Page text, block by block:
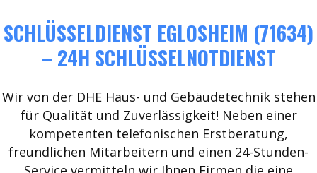
SCHLÜSSELDIENST EGLOSHEIM (71634)
– 24H SCHLÜSSELNOTDIENST
Wir von der DHE Haus- und Gebäudetechnik stehen
für Qualität und Zuverlässigkeit! Neben einer
kompetenten telefonischen Erstberatung,
freundlichen Mitarbeitern und einen 24-Stunden-